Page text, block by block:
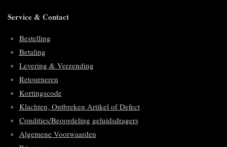
Service & Contact
Bestelling
Betaling
Levering & Verzending
Retourneren
Kortingscode
Klachten, Ontbreken Artikel of Defect
Condities/Beoordeling geluidsdragers
Algemene Voorwaarden